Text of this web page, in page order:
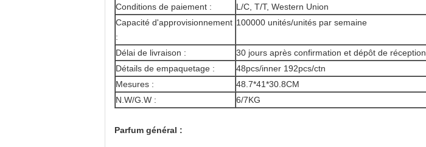
Conditions de paiement :
L/C, T/T, Western Union
Capacité d'approvisionnement
:
100000 unités/unités par semaine
Délai de livraison :
30 jours après confirmation et dépôt de réception.
Détails de empaquetage :
48pcs/inner 192pcs/ctn
Mesures :
48.7*41*30.8CM
N.W/G.W :
6/7KG
Parfum général :